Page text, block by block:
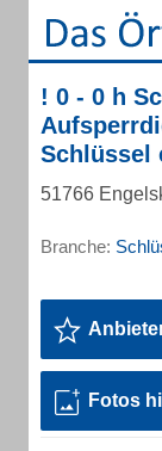
! 0 - 0 h
Schlüssel
51766
Branche:
Fotos